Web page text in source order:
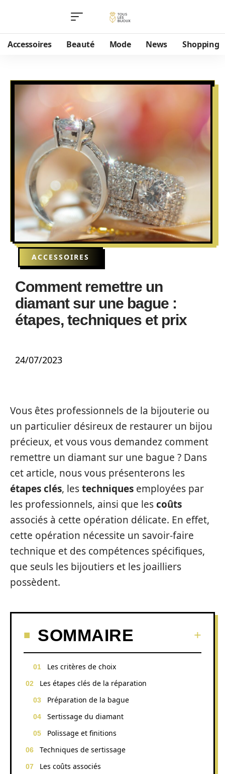
Accessoires Beauté Mode News Shopping
ACCESSOIRES
Comment remettre un
diamant sur une bague :
étapes, techniques et prix
24/07/2023
Vous êtes professionnels de la bijouterie ou
un particulier désireux de restaurer un bijou
précieux, et vous vous demandez comment
remettre un diamant sur une bague ? Dans
cet article, nous vous présenterons les
étapes clés, lestechniques employées par
les professionnels, ainsi que lescoûts
associés à cette opération délicate. En effet,
cette opération nécessite un savoir-faire
technique et des compétences spécifiques,
que seuls les bijoutiers et les joailliers
possèdent.
SOMMAIRE
Les critères de choix
Les étapes clés de la réparation
Préparation de la bague
Sertissage du diamant
Polissage et finitions
Techniques de sertissage
Les coûts associés